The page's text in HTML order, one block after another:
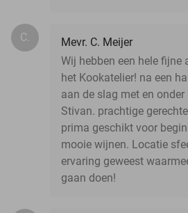
C.
Mevr. C. Meijer
Wij hebben een hele fijne
het Kookatelier! na een
aan de slag met en
Stivan. prachtige
prima geschikt voor
mooie wijnen. Locatie
ervaring geweest
gaan doen!